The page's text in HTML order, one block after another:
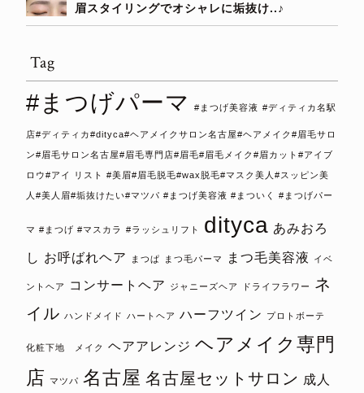
眉スタイリングでオシャレに垢抜け..♪
Tag
#まつげパーマ #まつげ美容液 #ディティカ名駅
店#ディティカ#dityca#ヘアメイクサロン名古屋#ヘアメイク#眉毛サロ
ン#眉毛サロン名古屋#眉毛専門店#眉毛#眉毛メイク#眉カット#アイブ
ロウ#アイ リスト #美眉#眉毛脱毛#wax脱毛#マスク美人#スッピン美
人#美人眉#垢抜けたい#マツパ #まつげ美容液 #まついく #まつげパー
マ #まつげ #マスカラ #ラッシュリフト dityca あみおろ
し お呼ばれヘア まつぱ まつ毛パーマ まつ毛美容液 イベ
ントヘア コンサートヘア ジャニーズヘア ドライフラワー
ネ
イル ハンドメイド ハートヘア ハーフツイン プロトボーテ
化粧下地 メイク ヘアアレンジ ヘアメイク専門
店
マツパ 名古屋 名古屋セットサロン 成人